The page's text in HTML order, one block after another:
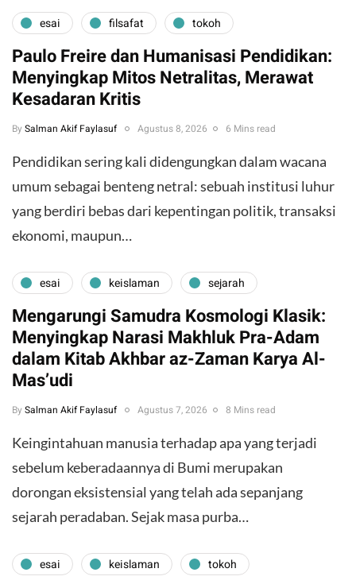
esai filsafat tokoh
Paulo Freire dan Humanisasi Pendidikan:
Menyingkap Mitos Netralitas, Merawat
Kesadaran Kritis
By Salman Akif Faylasuf Agustus 8, 2026 6 Mins read
Pendidikan sering kali didengungkan dalam wacana
umum sebagai benteng netral: sebuah institusi luhur
yang berdiri bebas dari kepentingan politik, transaksi
ekonomi, maupun…
esai keislaman sejarah
Mengarungi Samudra Kosmologi Klasik:
Menyingkap Narasi Makhluk Pra-Adam
dalam Kitab Akhbar az-Zaman Karya Al-
Mas’udi
By Salman Akif Faylasuf Agustus 7, 2026 8 Mins read
Keingintahuan manusia terhadap apa yang terjadi
sebelum keberadaannya di Bumi merupakan
dorongan eksistensial yang telah ada sepanjang
sejarah peradaban. Sejak masa purba…
esai keislaman tokoh